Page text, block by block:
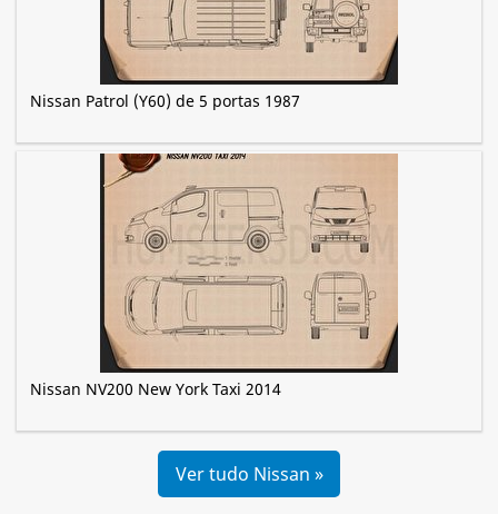
Nissan Patrol (Y60) de 5 portas 1987
Nissan NV200 New York Taxi 2014
Ver tudo Nissan »